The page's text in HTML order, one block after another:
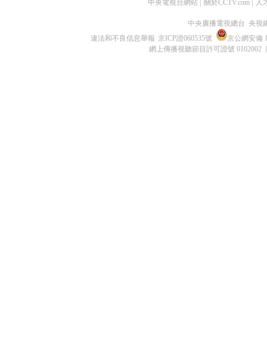
中央電視台網站 關於CCTV.com 人
中央廣播電視總台 央視
違法和不良信息舉報 京ICP證060535號
京公網安備
網上傳播視聽節目許可證號 0102002